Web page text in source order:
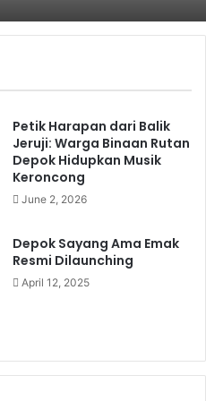
Petik Harapan dari Balik
Jeruji: Warga Binaan Rutan
Depok Hidupkan Musik
Keroncong
June 2, 2026
Depok Sayang Ama Emak
Resmi Dilaunching
April 12, 2025